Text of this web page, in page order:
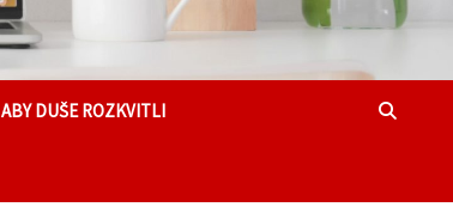
ABY DUŠE ROZKVITLI